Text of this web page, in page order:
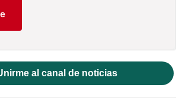
al canal de noticias